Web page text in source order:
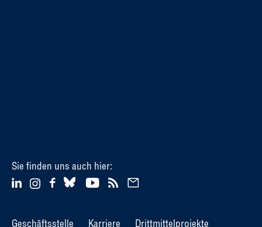
Sie finden uns auch hier:
Geschäftsstelle Karriere Drittmittelprojekte